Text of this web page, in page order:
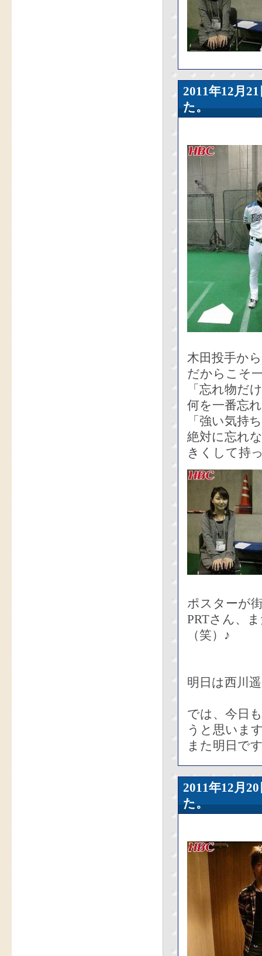
2011年12
た。
木田投手か
だからこそ
「忘れ物だ
何を一番忘
「強い気持
絶対に忘れ
きくして持
ポスターが
PRTさん、
（笑）♪
明日は西川
では、今日
うと思いま
また明日で
2011年12
た。